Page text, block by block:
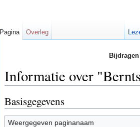
Informatie over
Basisgegevens
Weergegeven paginanaam
Pagina Overleg